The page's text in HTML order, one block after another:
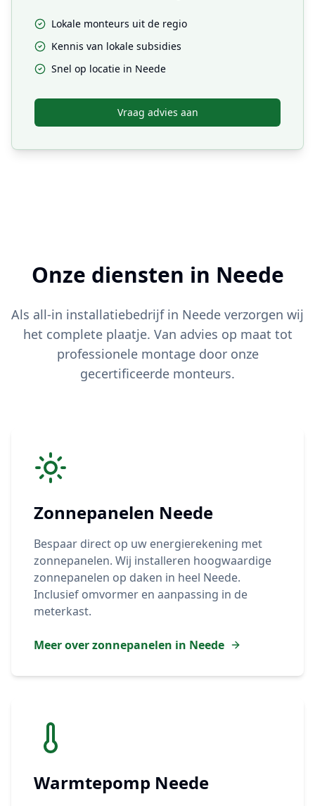
Lokale monteurs uit de regio
Kennis van lokale subsidies
Snel op locatie in Neede
Vraag advies aan
Onze diensten in Neede
Als all-in installatiebedrijf in Neede verzorgen wij
het complete plaatje. Van advies op maat tot
professionele montage door onze
gecertificeerde monteurs.
Zonnepanelen Neede
Bespaar direct op uw energierekening met
zonnepanelen. Wij installeren hoogwaardige
zonnepanelen op daken in heel Neede.
Inclusief omvormer en aanpassing in de
meterkast.
Meer over zonnepanelen in Neede
Warmtepomp Neede